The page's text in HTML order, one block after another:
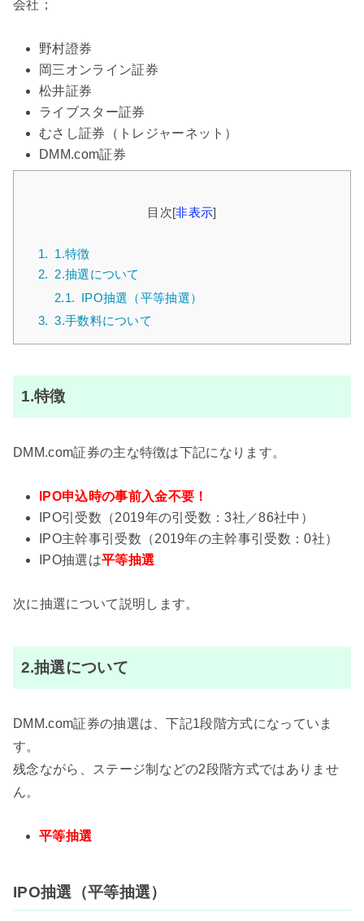
会社；
野村證券
岡三オンライン証券
松井証券
ライブスター証券
むさし証券（トレジャーネット）
DMM.com証券
目次[非表示]
1. 1.特徴
2. 2.抽選について
2.1. IPO抽選（平等抽選）
3. 3.手数料について
1.特徴
DMM.com証券の主な特徴は下記になります。
IPO申込時の事前入金不要！
IPO引受数（2019年の引受数：3社／86社中）
IPO主幹事引受数（2019年の主幹事引受数：0社）
IPO抽選は平等抽選
次に抽選について説明します。
2.抽選について
DMM.com証券の抽選は、下記1段階方式になっていま
す。
残念ながら、ステージ制などの2段階方式ではありませ
ん。
平等抽選
IPO抽選（平等抽選）